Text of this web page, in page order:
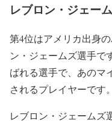
レブロン・ジェー
第4位はアメリカ出身
ン・ジェームズ選手で
ばれる選手で、あのマ
されるプレイヤーです。
レブロン・ジェームズ